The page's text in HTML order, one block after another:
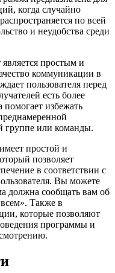
когда случайно
по всей
и неудобства среди
простым и
коммуникации в
пользователя перед
есть более
помогает избежать
группе или команды.
простой и
позволяет
в соответствии с
Вы можете
должна сообщать вам об
Также в
которые позволяют
программы и